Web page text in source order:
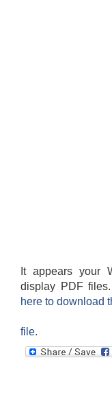
It appears your
display PDF files.
here to download
file.